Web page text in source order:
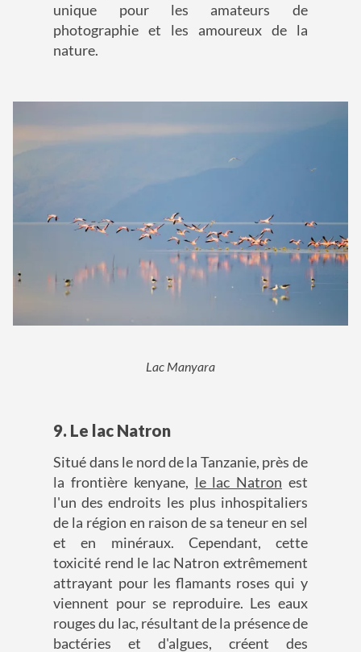
unique pour les amateurs de
photographie et les amoureux de la
nature.
Lac Manyara
9. Le lac Natron
Situé dans le nord de la Tanzanie, près de
la frontière kenyane, le lac Natron est
l'un des endroits les plus inhospitaliers
de la région en raison de sa teneur en sel
et en minéraux. Cependant, cette
toxicité rend le lac Natron extrêmement
attrayant pour les flamants roses qui y
viennent pour se reproduire. Les eaux
rouges du lac, résultant de la présence de
bactéries et d'algues, créent des